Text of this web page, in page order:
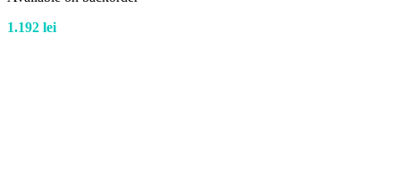
1.192 lei